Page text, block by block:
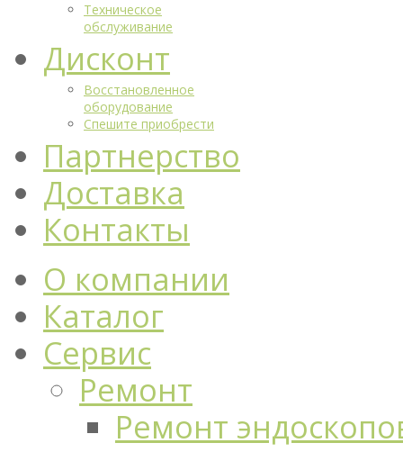
Техническое
обслуживание
Дисконт
Восстановленное
оборудование
Спешите приобрести
Партнерство
Доставка
Контакты
О компании
Каталог
Сервис
Ремонт
Ремонт